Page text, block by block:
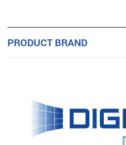
PRODUCT BRAND